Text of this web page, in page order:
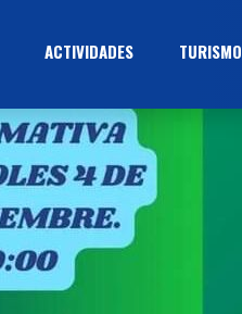
ACTIVIDADES TURISMO